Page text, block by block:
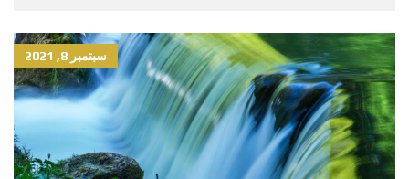
سبتمبر 8, 2021